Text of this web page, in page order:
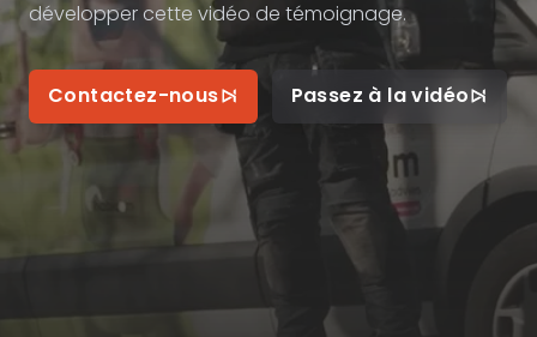
développer cette vidéo de témoignage.
Contactez-nous Passez à la vidéo